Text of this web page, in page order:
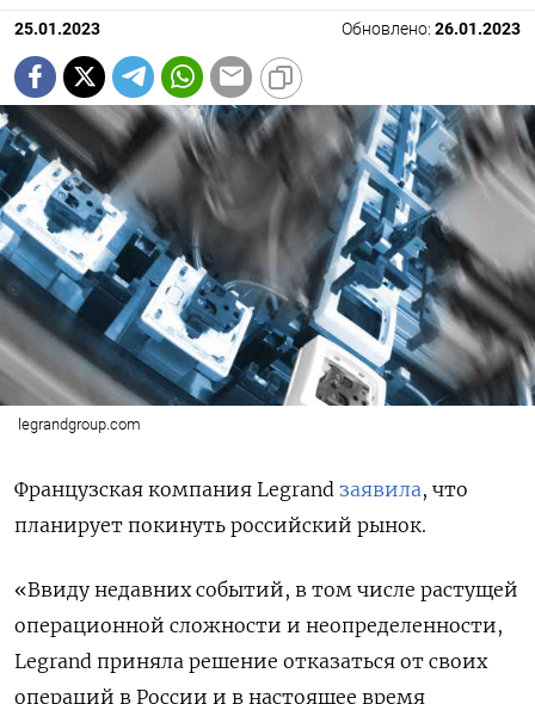
25.01.2023 Обновлено: 26.01.2023
legrandgroup.com
Французская компания Legrand заявила, что
планирует покинуть российский рынок.
«Ввиду недавних событий, в том числе растущей
операционной сложности и неопределенности,
Legrand приняла решение отказаться от своих
операций в России и в настоящее время